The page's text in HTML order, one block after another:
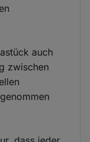
auch
zwischen